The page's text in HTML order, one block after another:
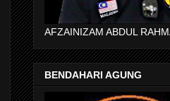
AFZAINIZAM ABDUL
BENDAHARI AGUNG